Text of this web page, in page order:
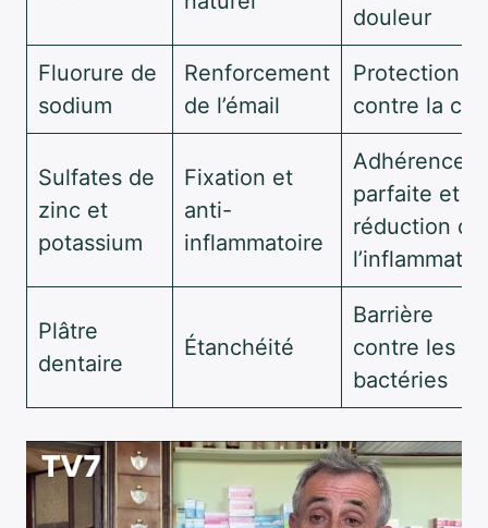
douleur
Fluorure de
sodium
Renforcement
de l’émail
Protection
contre la
Sulfates de
zinc et
potassium
Fixation et
anti-
inflammatoire
Adhérence
parfaite et
réduction de
Plâtre
dentaire
Étanchéité
Barrière
contre les
bactéries